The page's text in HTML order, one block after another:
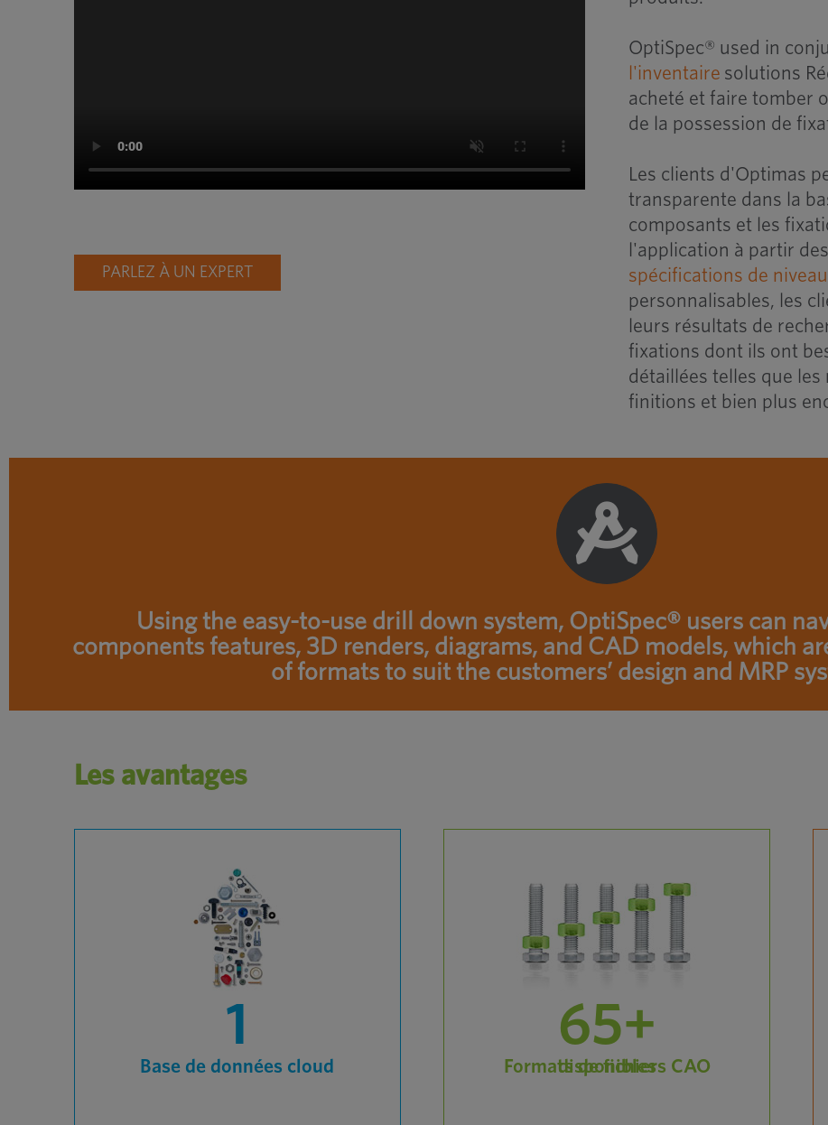
PARLEZ À UN EXPERT
OptiSpec® used in conju
l'inventaire solutions
acheté et faire tomber
de la possession de
Les clients d'Optimas
transparente dans la
composants et les
l'application à partir
spécifications de
personnalisables, les
leurs résultats de
fixations dont ils ont
détaillées telles que
finitions et bien plus
Using the easy-to-use drill down system, OptiSpec® users can
components features, 3D renders, diagrams, and CAD models, which
of formats to suit the customers’ design and MRP
Les avantages
1
Base de données cloud
65+
Formats de fichiers CAO disponibles